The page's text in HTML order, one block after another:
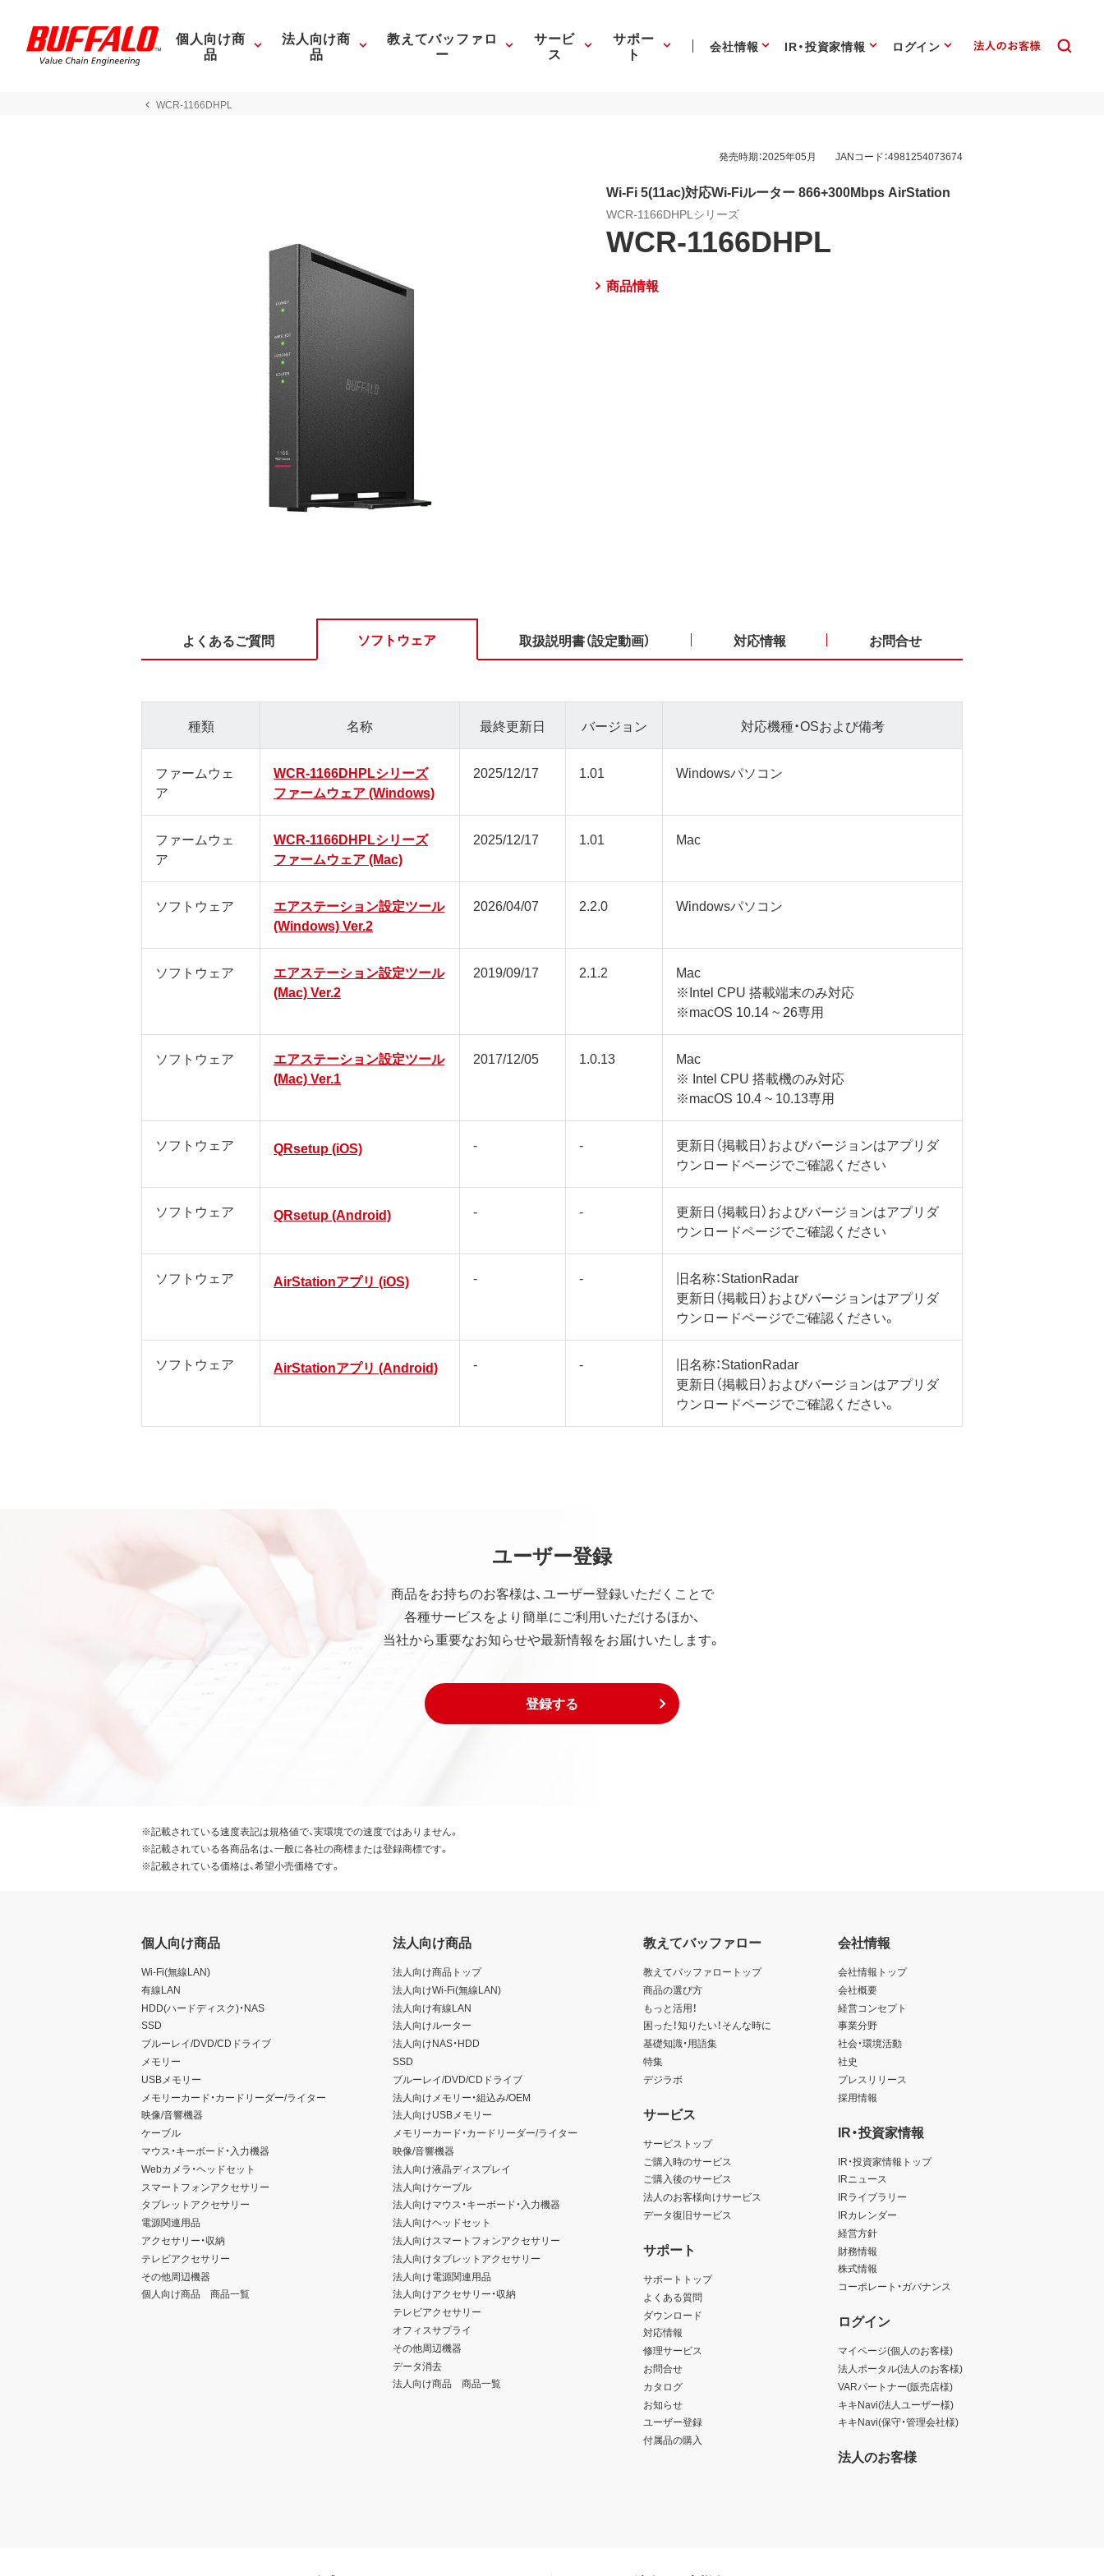
個人向け商
品
法人向け商
品
教えてバッファロ
ー
サービ
ス
サポー
ト 会社情報 IR・投資家情報 ログイン
WCR-1166DHPL
発売時期：2025年05月 JANコード：4981254073674
Wi-Fi 5(11ac)対応Wi-Fiルーター 866+300Mbps AirStation
WCR-1166DHPLシリーズ
WCR-1166DHPL
商品情報
よくあるご質問 ソフトウェア 取扱説明書（設定動画） 対応情報 お問合せ
種類 名称 最終更新日 バージョン 対応機種・OSおよび備考
ファームウェ
ア
WCR-1166DHPLシリーズ
ファームウェア (Windows)
2025/12/17 1.01 Windowsパソコン
ファームウェ
ア
WCR-1166DHPLシリーズ
ファームウェア (Mac)
2025/12/17 1.01 Mac
ソフトウェア
エアステーション設定ツール
(Windows) Ver.2
2026/04/07 2.2.0 Windowsパソコン
ソフトウェア
エアステーション設定ツール
(Mac) Ver.2
2019/09/17 2.1.2
Mac
※Intel CPU 搭載端末のみ対応
※macOS 10.14 ~ 26専用
ソフトウェア
エアステーション設定ツール
(Mac) Ver.1
2017/12/05 1.0.13
Mac
※ Intel CPU 搭載機のみ対応
※macOS 10.4 ~ 10.13専用
ソフトウェア QRsetup (iOS) - -
更新日（掲載日）およびバージョンはアプリダ
ウンロードページでご確認ください
ソフトウェア QRsetup (Android) - -
更新日（掲載日）およびバージョンはアプリダ
ウンロードページでご確認ください
ソフトウェア AirStationアプリ (iOS) - -
旧名称：StationRadar
更新日（掲載日）およびバージョンはアプリダ
ウンロードページでご確認ください。
ソフトウェア AirStationアプリ (Android) - -
旧名称：StationRadar
更新日（掲載日）およびバージョンはアプリダ
ウンロードページでご確認ください。
ユーザー登録
商品をお持ちのお客様は、ユーザー登録いただくことで
各種サービスをより簡単にご利用いただけるほか、
当社から重要なお知らせや最新情報をお届けいたします。
登録する
※記載されている速度表記は規格値で、実環境での速度ではありません。
※記載されている各商品名は、一般に各社の商標または登録商標です。
※記載されている価格は、希望小売価格です。
個人向け商品
Wi-Fi(無線LAN)
有線LAN
HDD(ハードディスク)・NAS
SSD
ブルーレイ/DVD/CDドライブ
メモリー
USBメモリー
メモリーカード・カードリーダー/ライター
映像/音響機器
ケーブル
マウス・キーボード・入力機器
Webカメラ・ヘッドセット
スマートフォンアクセサリー
タブレットアクセサリー
電源関連用品
アクセサリー・収納
テレビアクセサリー
その他周辺機器
個人向け商品 商品一覧
法人向け商品
法人向け商品トップ
法人向けWi-Fi(無線LAN)
法人向け有線LAN
法人向けルーター
法人向けNAS・HDD
SSD
ブルーレイ/DVD/CDドライブ
法人向けメモリー・組込み/OEM
法人向けUSBメモリー
メモリーカード・カードリーダー/ライター
映像/音響機器
法人向け液晶ディスプレイ
法人向けケーブル
法人向けマウス・キーボード・入力機器
法人向けヘッドセット
法人向けスマートフォンアクセサリー
法人向けタブレットアクセサリー
法人向け電源関連用品
法人向けアクセサリー・収納
テレビアクセサリー
オフィスサプライ
その他周辺機器
データ消去
法人向け商品 商品一覧
教えてバッファロー
教えてバッファロートップ
商品の選び方
もっと活用！
困った！知りたい！そんな時に
基礎知識・用語集
特集
デジラボ
サービス
サービストップ
ご購入時のサービス
ご購入後のサービス
法人のお客様向けサービス
データ復旧サービス
サポート
サポートトップ
よくある質問
ダウンロード
対応情報
修理サービス
お問合せ
カタログ
お知らせ
ユーザー登録
付属品の購入
会社情報
会社情報トップ
会社概要
経営コンセプト
事業分野
社会・環境活動
社史
プレスリリース
採用情報
IR・投資家情報
IR・投資家情報トップ
IRニュース
IRライブラリー
IRカレンダー
経営方針
財務情報
株式情報
コーポレート・ガバナンス
ログイン
マイページ(個人のお客様)
法人ポータル(法人のお客様)
VARパートナー(販売店様)
キキNavi(法人ユーザー様)
キキNavi(保守・管理会社様)
法人のお客様